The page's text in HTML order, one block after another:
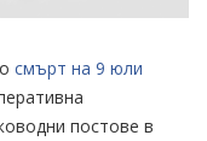
смърт на 9 юли
постове в